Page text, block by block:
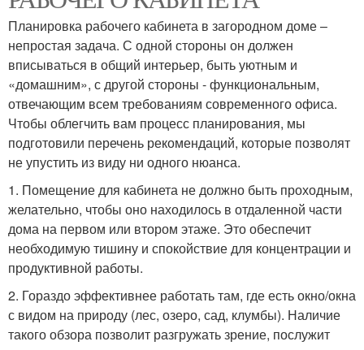
Планировка рабочего кабинета в загородном доме –
непростая задача. С одной стороны он должен
вписываться в общий интерьер, быть уютным и
«домашним», с другой стороны - функциональным,
отвечающим всем требованиям современного офиса.
Чтобы облегчить вам процесс планирования, мы
подготовили перечень рекомендаций, которые позволят
не упустить из виду ни одного нюанса.
1. Помещение для кабинета не должно быть проходным,
желательно, чтобы оно находилось в отдаленной части
дома на первом или втором этаже. Это обеспечит
необходимую тишину и спокойствие для концентрации и
продуктивной работы.
2. Гораздо эффективнее работать там, где есть окно/окна
с видом на природу (лес, озеро, сад, клумбы). Наличие
такого обзора позволит разгружать зрение, послужит